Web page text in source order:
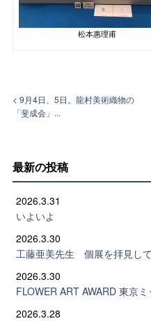
松本惠理甫
< 9月4日、5日。龍村美術織物の
「斐成会」...
最新の投稿
2026.3.31
いよいよ
2026.3.30
工藤亜美先生 個展を拝見して
2026.3.30
FLOWER ART AWARD 東京
2026.3.28